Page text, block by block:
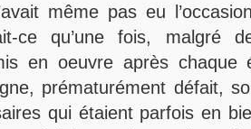
même pas eu
ce qu’une fois, malgré
en oeuvre après
prématurément défait,
qui étaient parfois en